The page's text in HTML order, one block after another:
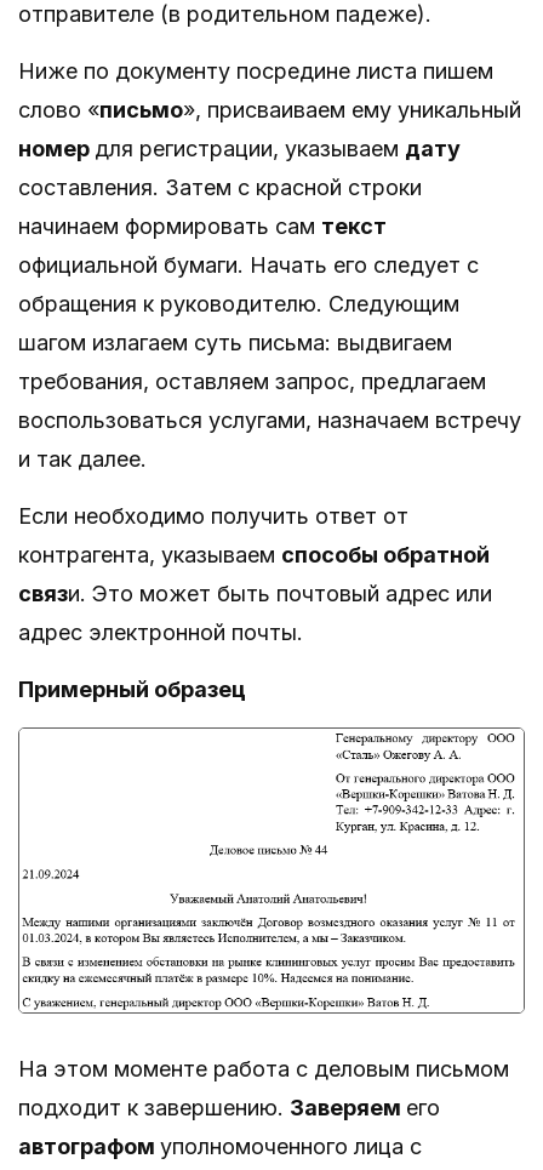
отправителе (в родительном падеже).
Ниже по документу посредине листа пишем
слово «письмо», присваиваем ему уникальный
номер для регистрации, указываем дату
составления. Затем с красной строки
начинаем формировать сам текст
официальной бумаги. Начать его следует с
обращения к руководителю. Следующим
шагом излагаем суть письма: выдвигаем
требования, оставляем запрос, предлагаем
воспользоваться услугами, назначаем встречу
и так далее.
Если необходимо получить ответ от
контрагента, указываем способы обратной
связи. Это может быть почтовый адрес или
адрес электронной почты.
Примерный образец
На этом моменте работа с деловым письмом
подходит к завершению. Заверяем его
автографом уполномоченного лица с